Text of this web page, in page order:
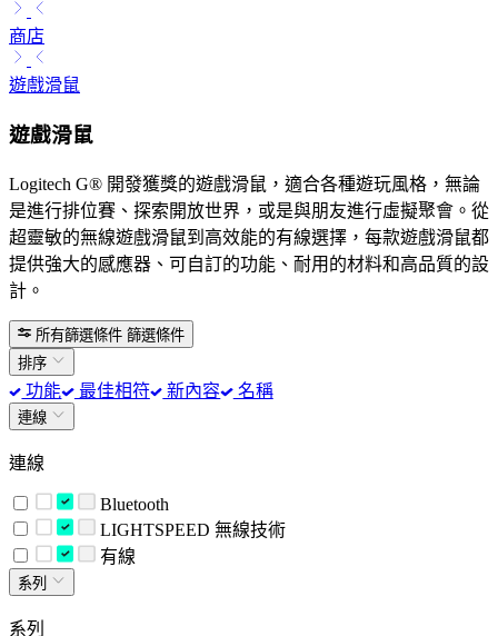
商店
遊戲滑鼠
遊戲滑鼠
Logitech G® 開發獲獎的遊戲滑鼠，適合各種遊玩風格，無論
是進行排位賽、探索開放世界，或是與朋友進行虛擬聚會。從
超靈敏的無線遊戲滑鼠到高效能的有線選擇，每款遊戲滑鼠都
提供強大的感應器、可自訂的功能、耐用的材料和高品質的設
計。
所有篩選條件 篩選條件
排序
功能 最佳相符 新內容 名稱
連線
連線
Bluetooth
LIGHTSPEED 無線技術
有線
系列
系列